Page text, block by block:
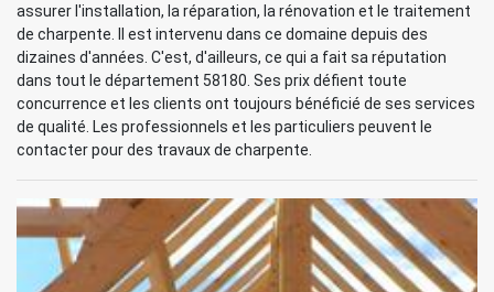
assurer l'installation, la réparation, la rénovation et le traitement
de charpente. Il est intervenu dans ce domaine depuis des
dizaines d'années. C'est, d'ailleurs, ce qui a fait sa réputation
dans tout le département 58180. Ses prix défient toute
concurrence et les clients ont toujours bénéficié de ses services
de qualité. Les professionnels et les particuliers peuvent le
contacter pour des travaux de charpente.